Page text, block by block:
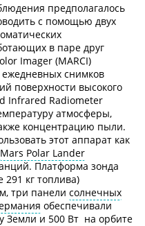
предполагалось
с помощью двух
в паре друг
Imager (MARCI)
снимков
поверхности высокого
Infrared Radiometer
атмосферы,
концентрацию пыли.
этот аппарат как
Mars Polar Lander
Платформа зонда
кг топлива)
три панели солнечных
обеспечивали
и 500 Вт  на орбите